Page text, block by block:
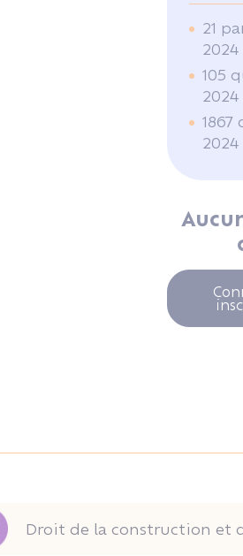
21
2024
105
2024
1867
2024
Droit de la construction et